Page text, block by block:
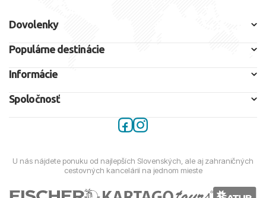
Dovolenky
Populárne destinácie
Informácie
Spoločnosť
U nás nájdete ponuku od najlepších Slovenských, ale aj zahraničných
cestovných kancelárií na jednom mieste